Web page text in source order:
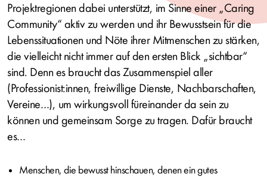
Projektregionen dabei unterstützt, im Sinne einer „Caring
Community“ aktiv zu werden und ihr Bewusstsein für die
Lebenssituationen und Nöte ihrer Mitmenschen zu stärken,
die vielleicht nicht immer auf den ersten Blick „sichtbar“
sind. Denn es braucht das Zusammenspiel aller
(Professionist:innen, freiwillige Dienste, Nachbarschaften,
Vereine…), um wirkungsvoll füreinander da sein zu
können und gemeinsam Sorge zu tragen. Dafür braucht
es…
Menschen, die bewusst hinschauen, denen ein gutes